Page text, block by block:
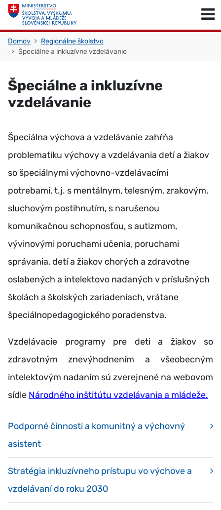
Skočiť na obsah
Domov
Regionálne školstvo
Špeciálne a inkluzívne vzdelávanie
Špeciálne a inkluzívne
vzdelávanie
Špeciálna výchova a vzdelávanie zahŕňa
problematiku výchovy a vzdelávania detí a žiakov
so špeciálnymi výchovno-vzdelávacími
potrebami, t.j. s mentálnym, telesným, zrakovým,
sluchovým postihnutím, s narušenou
komunikačnou schopnosťou, s autizmom,
vývinovými poruchami učenia, poruchami
správania, detí a žiakov chorých a zdravotne
oslabených a intelektovo nadaných v príslušných
školách a školských zariadeniach, vrátane
špeciálnopedagogického poradenstva.
Vzdelávacie programy pre deti a žiakov so
zdravotným znevýhodnením a všeobecným
intelektovým nadaním sú zverejnené na webovom
sídle Národného inštitútu vzdelávania a mládeže.
Podporné činnosti a komunitný a výchovný
asistent
Stratégia inkluzívneho prístupu vo výchove a
vzdelávaní do roku 2030
Skočiť na začiatok stránky